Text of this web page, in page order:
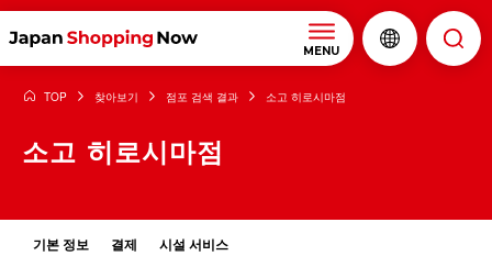
MENU
TOP 찾아보기 점포 검색 결과 소고 히로시마점
소고 히로시마점
기본 정보 결제 시설 서비스